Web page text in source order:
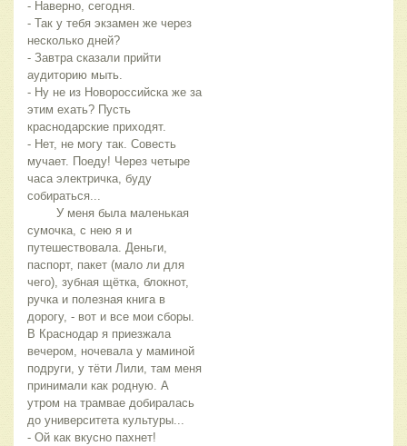
- Наверно, сегодня.
- Так у тебя экзамен же через
несколько дней?
- Завтра сказали прийти
аудиторию мыть.
- Ну не из Новороссийска же за
этим ехать? Пусть
краснодарские приходят.
- Нет, не могу так. Совесть
мучает. Поеду! Через четыре
часа электричка, буду
собираться...
сумочка, с нею я и
путешествовала. Деньги,
паспорт, пакет (мало ли для
чего), зубная щётка, блокнот,
ручка и полезная книга в
дорогу, - вот и все мои сборы.
В Краснодар я приезжала
вечером, ночевала у маминой
подруги, у тёти Лили, там меня
принимали как родную. А
утром на трамвае добиралась
до университета культуры...
- Ой как вкусно пахнет!